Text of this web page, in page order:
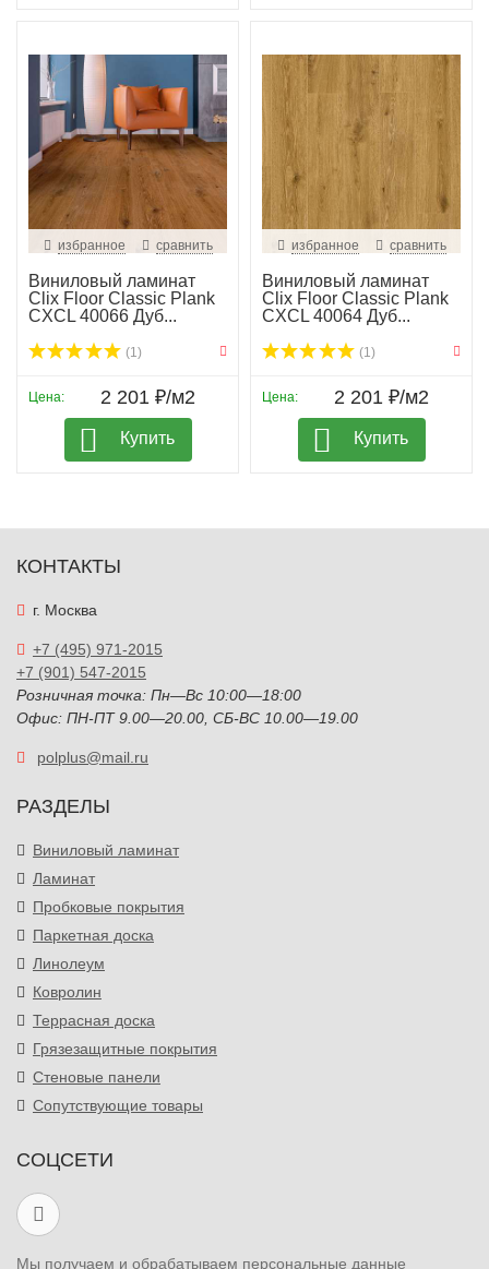
избранное сравнить
Виниловый ламинат
Clix Floor Classic Plank
CXCL 40066 Дуб...
(1)
Цена: 2 201 ₽/м2
Купить
избранное сравнить
Виниловый ламинат
Clix Floor Classic Plank
CXCL 40064 Дуб...
(1)
Цена: 2 201 ₽/м2
Купить
КОНТАКТЫ
г. Москва
+7 (495) 971-2015
+7 (901) 547-2015
Розничная точка: Пн—Вс 10:00—18:00
Офис: ПН-ПТ 9.00—20.00, СБ-ВС 10.00—19.00
polplus@mail.ru
РАЗДЕЛЫ
Виниловый ламинат
Ламинат
Пробковые покрытия
Паркетная доска
Линолеум
Ковролин
Террасная доска
Грязезащитные покрытия
Стеновые панели
Сопутствующие товары
СОЦСЕТИ
Мы получаем и обрабатываем персональные данные